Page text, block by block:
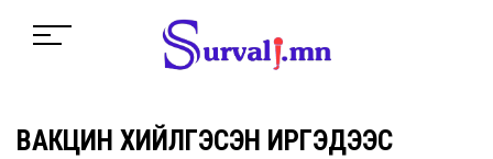
ВАКЦИН ХИЙЛГЭСЭН ИРГЭДЭЭС